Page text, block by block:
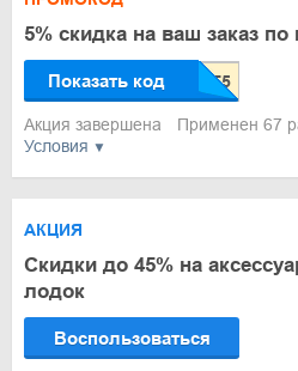
Условия
5% скидка на ваш заказ
Показать код
Акция завершена Применен 67
АКЦИЯ
Скидки до 45% на
лодок
Воспользоваться